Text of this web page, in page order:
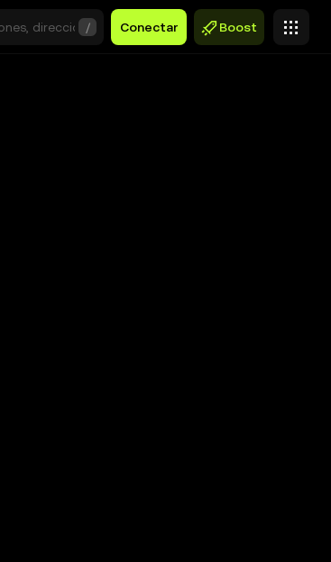
/ Conectar Boost